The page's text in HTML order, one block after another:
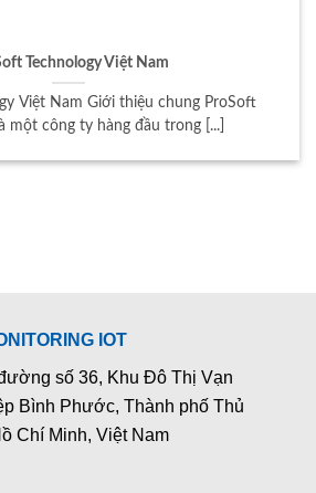
Technology Việt Nam
Việt Nam Giới thiệu chung ProSoft
một công ty hàng đầu trong [...]
IOT
số 36, Khu Đô Thị Vạn
Bình Phước, Thành phố Thủ
Chí Minh, Việt Nam